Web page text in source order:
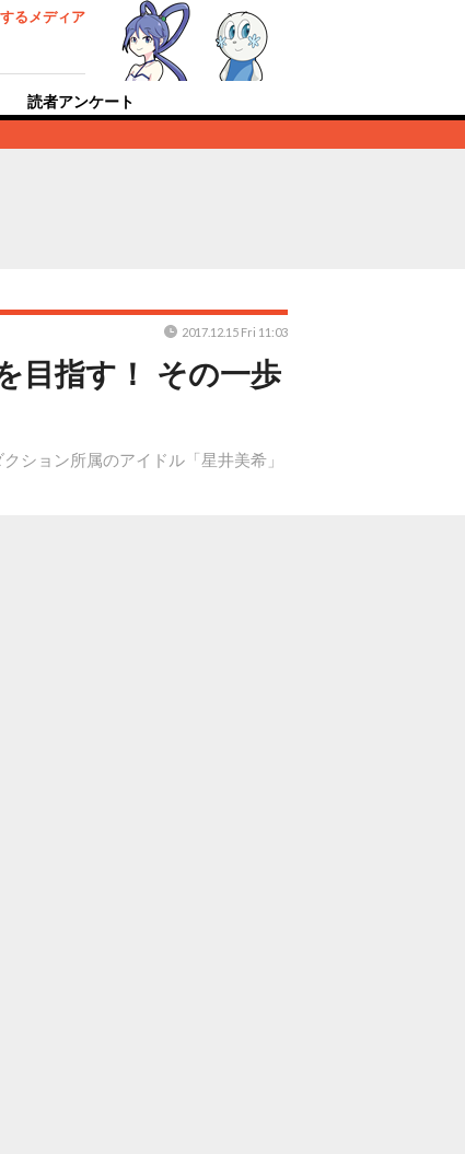
るメディア
読者アンケート
目指す！ その一歩
ション所属のアイドル「星井美希」
2017.12.15 Fri 11:03